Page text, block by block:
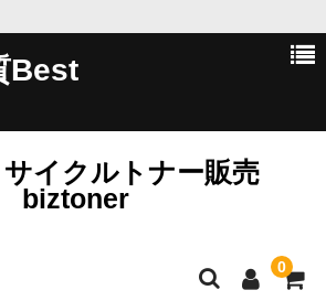
Best
イクルトナー販売
biztoner
0